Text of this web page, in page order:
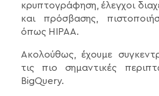
κρυπτογράφηση, έλεγχοι
και πρόσβασης,
όπως HIPAA.
Ακολούθως, έχουμε
τις πιο σημαντικές
BigQuery.